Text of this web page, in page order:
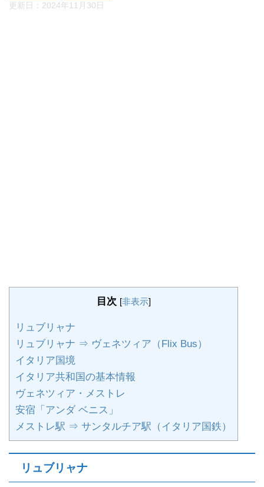
更新日： 2024年11月30日
目次 [非表示]
リュブリャナ
リュブリャナ ⇒ ヴェネツィア（Flix Bus）
イタリア国境
イタリア共和国の基本情報
ヴェネツィア・メストレ
安宿「アンダ ベニス」
メストレ駅 ⇒ サンタルチア駅（イタリア国鉄）
リュブリャナ